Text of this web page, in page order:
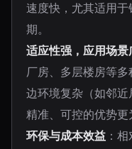
速度快，尤其适用
期。
适应性强，应用场景
厂房、多层楼房等
边环境复杂（如邻
精准、可控的优势更
环保与成本效益 ：